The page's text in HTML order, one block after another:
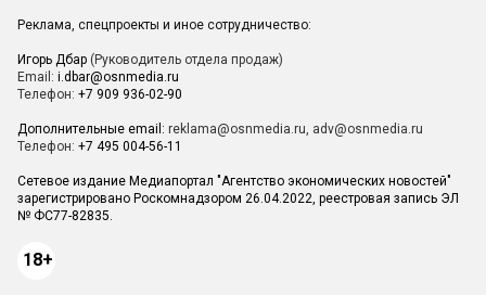
Реклама, спецпроекты и иное сотрудничество:
Игорь Дбар (Руководитель отдела продаж)
Email: i.dbar@osnmedia.ru
Телефон: +7 909 936-02-90
Дополнительные email: reklama@osnmedia.ru, adv@osnmedia.ru
Телефон: +7 495 004-56-11
Сетевое издание Медиапортал "Агентство экономических новостей"
зарегистрировано Роскомнадзором 26.04.2022, реестровая запись ЭЛ
№ ФС77-82835.
18+